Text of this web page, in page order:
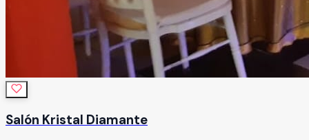
Salón Kristal Diamante